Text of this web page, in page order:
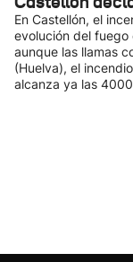
En Castellón, el
evolución del fuego
aunque las llamas
(Huelva), el
alcanza ya las